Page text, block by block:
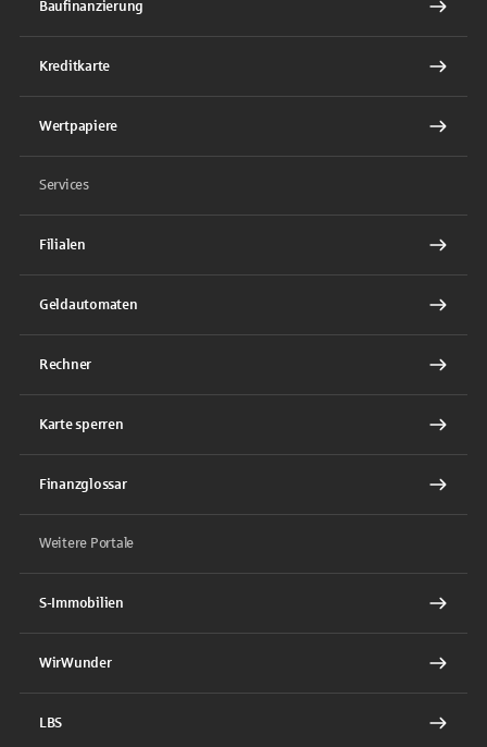
Baufinanzierung
Kreditkarte
Wertpapiere
Services
Filialen
Geldautomaten
Rechner
Karte sperren
Finanzglossar
Weitere Portale
S-Immobilien
WirWunder
LBS